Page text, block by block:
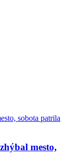
mesto,